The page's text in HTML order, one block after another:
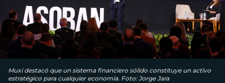
Muxi destacó que un sistema financiero sólido constituye un activo
estratégico para cualquier economía. Foto: Jorge Jara